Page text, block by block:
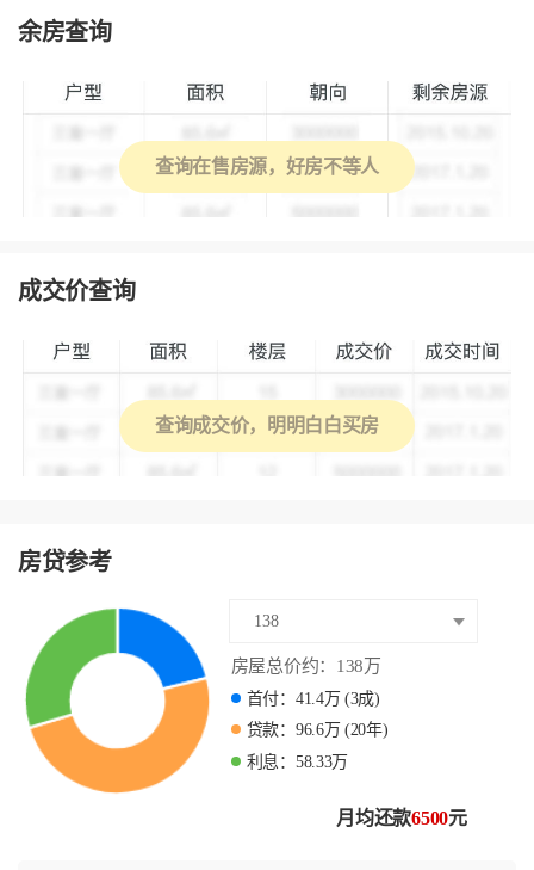
余房查询
查询在售房源，好房不等人
成交价查询
查询成交价，明明白白买房
房贷参考
138
房屋总价约： 138 万
首付： 41.4万 (3成)
贷款： 96.6万 (20年)
利息： 58.33万
月均还款6500元